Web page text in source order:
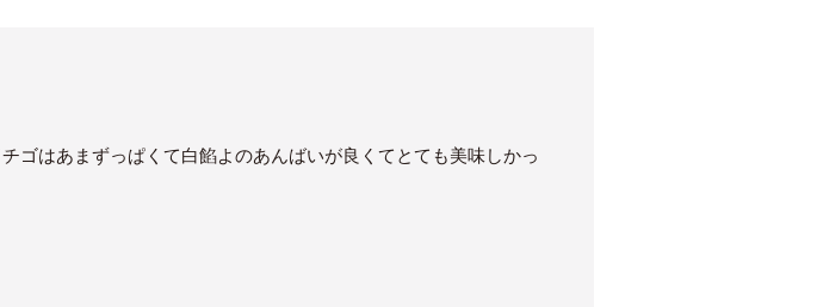
ゴはあまずっぱくて白餡よのあんばいが良くてとても美味しかっ